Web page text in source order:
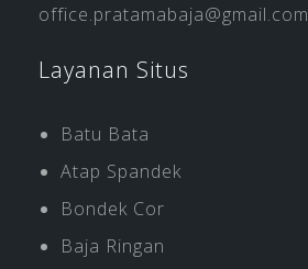
office.pratamabaja@gmail.com
Layanan Situs
Batu Bata
Atap Spandek
Bondek Cor
Baja Ringan